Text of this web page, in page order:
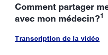
Comment partager
avec mon médecin?1
Transcription de la vidéo